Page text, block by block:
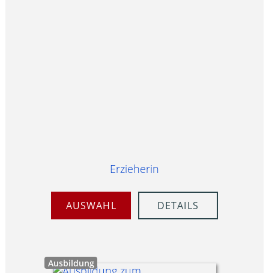
Erzieherin
AUSWAHL DETAILS
Ausbildung